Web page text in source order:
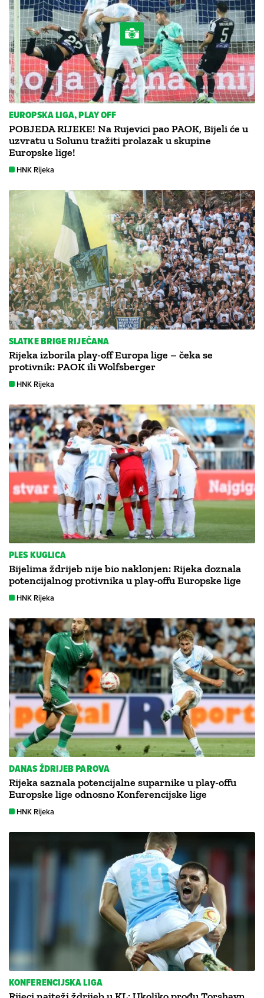
EUROPSKA LIGA, PLAY OFF
POBJEDA RIJEKE! Na Rujevici pao PAOK, Bijeli će u
uzvratu u Solunu tražiti prolazak u skupine
Europske lige!
HNK Rijeka
SLATKE BRIGE RIJEČANA
Rijeka izborila play-off Europa lige – čeka se
protivnik: PAOK ili Wolfsberger
HNK Rijeka
PLES KUGLICA
Bijelima ždrijeb nije bio naklonjen: Rijeka doznala
potencijalnog protivnika u play-offu Europske lige
HNK Rijeka
DANAS ŽDRIJEB PAROVA
Rijeka saznala potencijalne suparnike u play-offu
Europske lige odnosno Konferencijske lige
HNK Rijeka
KONFERENCIJSKA LIGA